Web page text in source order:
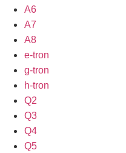
A6
A7
A8
e-tron
g-tron
h-tron
Q2
Q3
Q4
Q5